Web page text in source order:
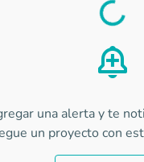
Load
una alerta y te
un proyecto con